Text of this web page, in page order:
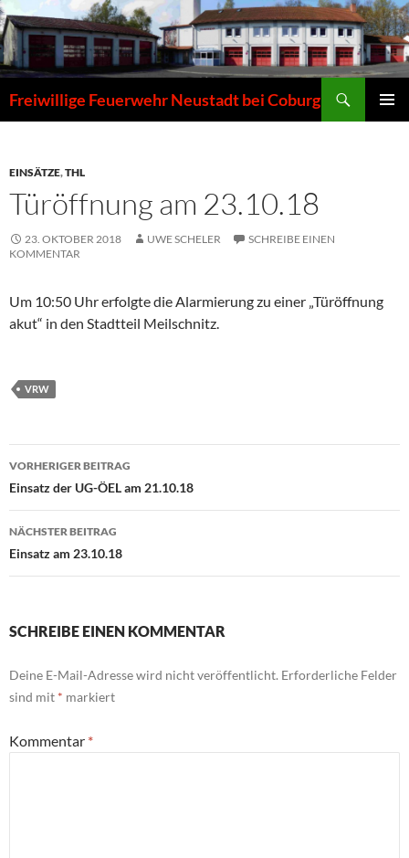
Zum
Inhalt
springen
Freiwillige Feuerwehr Neustadt bei Coburg
EINSÄTZE,THL
Türöffnung am 23.10.18
23. OKTOBER 2018 UWE SCHELER
SCHREIBE EINEN
KOMMENTAR
Um 10:50 Uhr erfolgte die Alarmierung zu einer „Türöffnung
akut“ in den Stadtteil Meilschnitz.
VRW
Beitragsnavigation
VORHERIGER BEITRAG
Einsatz der UG-ÖEL am 21.10.18
NÄCHSTER BEITRAG
Einsatz am 23.10.18
SCHREIBE EINEN KOMMENTAR
Deine E-Mail-Adresse wird nicht veröffentlicht. Erforderliche Felder
sind mit * markiert
Kommentar *